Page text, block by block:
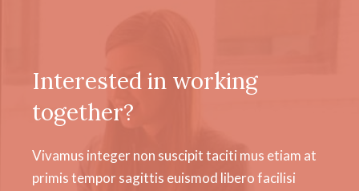
Interested in working
together?
Vivamus integer non suscipit taciti mus etiam at
primis tempor sagittis euismod libero facilisi